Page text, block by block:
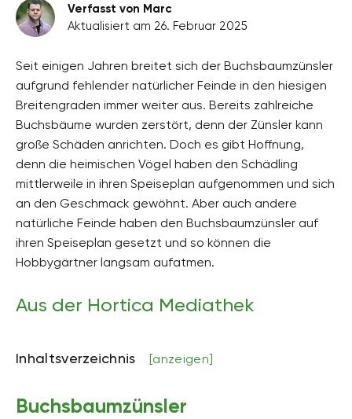
Verfasst von Marc
Aktualisiert am 26. Februar 2025
Seit einigen Jahren breitet sich der Buchsbaumzünsler
aufgrund fehlender natürlicher Feinde in den hiesigen
Breitengraden immer weiter aus. Bereits zahlreiche
Buchsbäume wurden zerstört, denn der Zünsler kann
große Schäden anrichten. Doch es gibt Hoffnung,
denn die heimischen Vögel haben den Schädling
mittlerweile in ihren Speiseplan aufgenommen und sich
an den Geschmack gewöhnt. Aber auch andere
natürliche Feinde haben den Buchsbaumzünsler auf
ihren Speiseplan gesetzt und so können die
Hobbygärtner langsam aufatmen.
Aus der Hortica Mediathek
Inhaltsverzeichnis [anzeigen]
Buchsbaumzünsler